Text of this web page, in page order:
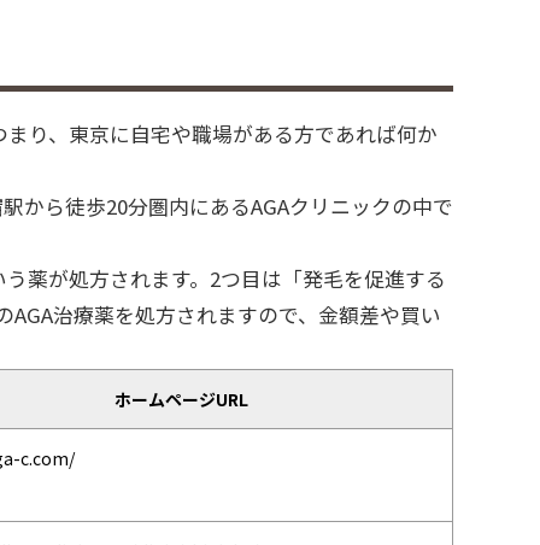
り、東京に自宅や職場がある方であれば何か
から徒歩20分圏内にあるAGAクリニックの中で
薬が処方されます。2つ目は「発毛を促進する
治療薬を処方されますので、金額差や買い
ホームページURL
c.com/